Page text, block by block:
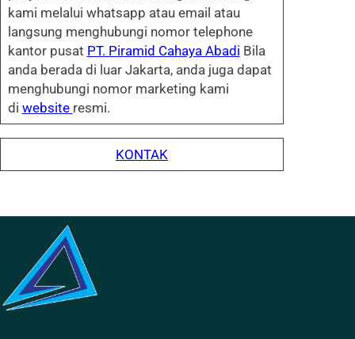
kami melalui whatsapp atau email atau
langsung menghubungi nomor telephone
kantor pusat PT. Piramid Cahaya Abadi Bila
anda berada di luar Jakarta, anda juga dapat
menghubungi nomor marketing kami
di website resmi.
KONTAK